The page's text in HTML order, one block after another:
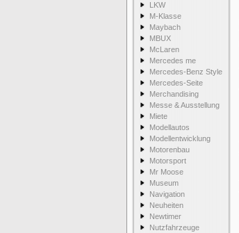
LKW
M-Klasse
Maybach
MBUX
McLaren
Mercedes me
Mercedes-Benz Style
Mercedes-Seite
Merchandising
Messe & Ausstellung
Miete
Modellautos
Modellentwicklung
Motorenbau
Motorsport
Mr Moose
Museum
Navigation
Neuheiten
Newtimer
Nutzfahrzeuge